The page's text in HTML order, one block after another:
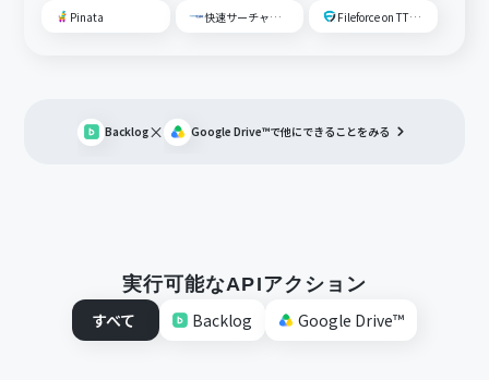
Pinata 快速サーチャーGX Fileforce on TTS Cloud
Backlog× Google Drive™で他にできることをみる
実行可能なAPIアクション
すべて
Backlog Google Drive™